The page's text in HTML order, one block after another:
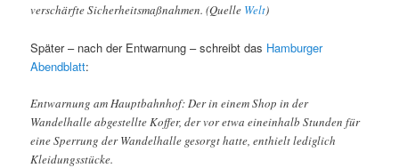
verschärfte Sicherheitsmaßnahmen. (Quelle Welt)
Später – nach der Entwarnung – schreibt das Hamburger
Abendblatt:
Entwarnung am Hauptbahnhof: Der in einem Shop in der
Wandelhalle abgestellte Koffer, der vor etwa eineinhalb Stunden für
eine Sperrung der Wandelhalle gesorgt hatte, enthielt lediglich
Kleidungsstücke.